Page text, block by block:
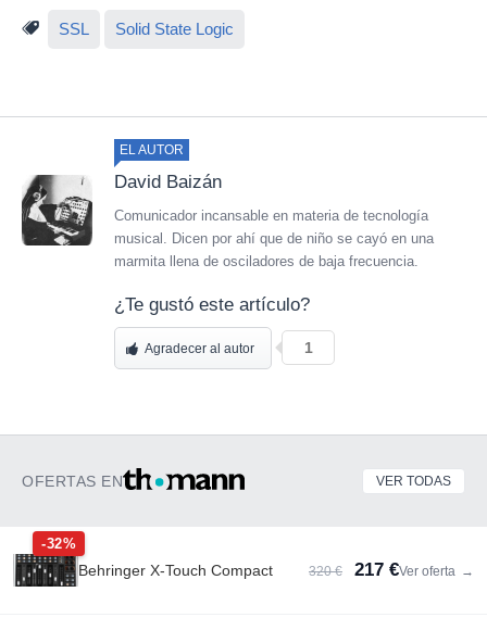
SSL Solid State Logic
EL AUTOR
David Baizán
Comunicador incansable en materia de tecnología
musical. Dicen por ahí que de niño se cayó en una
marmita llena de osciladores de baja frecuencia.
¿Te gustó este artículo?
Agradecer al autor 1
OFERTAS EN VER TODAS
-32%
Behringer X-Touch Compact 320 € 217 €Ver oferta →